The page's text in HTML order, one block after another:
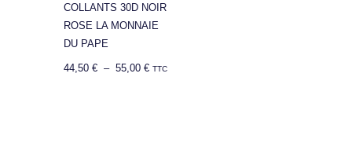
COLLANTS 30D NOIR
ROSE LA MONNAIE
DU PAPE
44,50€ – 55,00€ TTC